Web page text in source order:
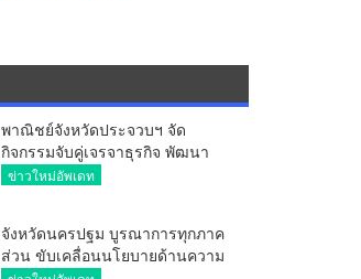
พาณิชย์จังหวัดประจวบฯ จัด
กิจกรรมจับคู่เจรจาธุรกิจ พัฒนา
ศักยภาพ ผู้ประกอบการ ขยายช่อง
ข่าวใหม่อัพเดท
จังหวัดนครปฐม บูรณาการทุกภาค
ส่วน ขับเคลื่อนนโยบายด้านความ